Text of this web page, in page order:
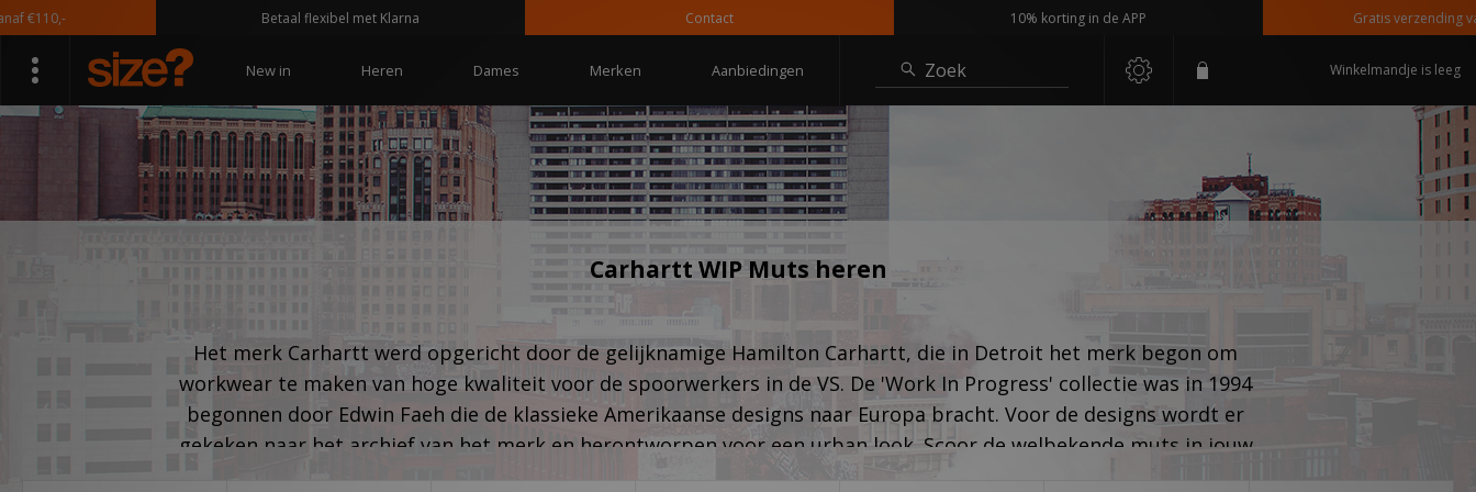
Betaal flexibel met Klarna Contact 10% korting in de APP Gratis verzending vanaf
New in Heren Dames Merken Aanbiedingen Zoek Winkelmandje is leeg
Carhartt WIP Muts heren
Het merk Carhartt werd opgericht door de gelijknamige Hamilton Carhartt, die in Detroit het merk begon om
workwear te maken van hoge kwaliteit voor de spoorwerkers in de VS. De 'Work In Progress' collectie was in 1994
begonnen door Edwin Faeh die de klassieke Amerikaanse designs naar Europa bracht. Voor de designs wordt er
gekeken naar het archief van het merk en herontworpen voor een urban look. Scoor de welbekende muts in jouw
favoriete kleur van dit populaire workers merk. Door de rekbare stof, herkenbare logo en de talloze toffe